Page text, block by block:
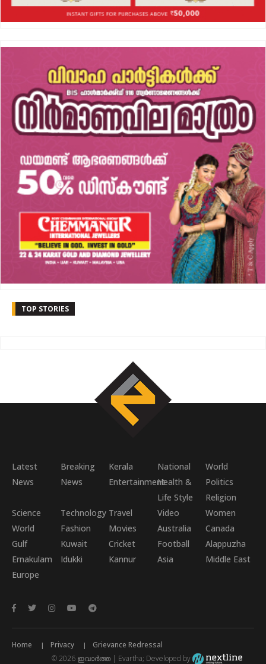
TOP STORIES
Latest
News
Breaking
News
Kerala National
World
EntertainmentHealth &
Life Style
Politics
Religion
Science
World
Technology Travel Video
Women
Fashion
Movies Australia
Canada
Gulf
Kuwait Cricket Football
Alappuzha
Ernakulam
Idukki Kannur Asia
Middle East
Europe
Home Privacy
Grievance Redressal
© 2026 ഇവാർത്ത | Evartha; Developed by